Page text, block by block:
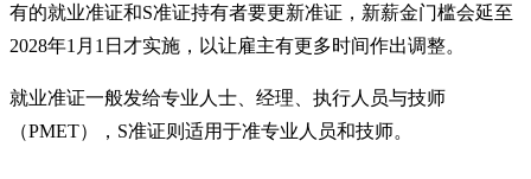
有的就业准证和S准证持有者要更新准证，新薪金门槛会延至
2028年1月1日才实施，以让雇主有更多时间作出调整。
就业准证一般发给专业人士、经理、执行人员与技师
（PMET），S准证则适用于准专业人员和技师。